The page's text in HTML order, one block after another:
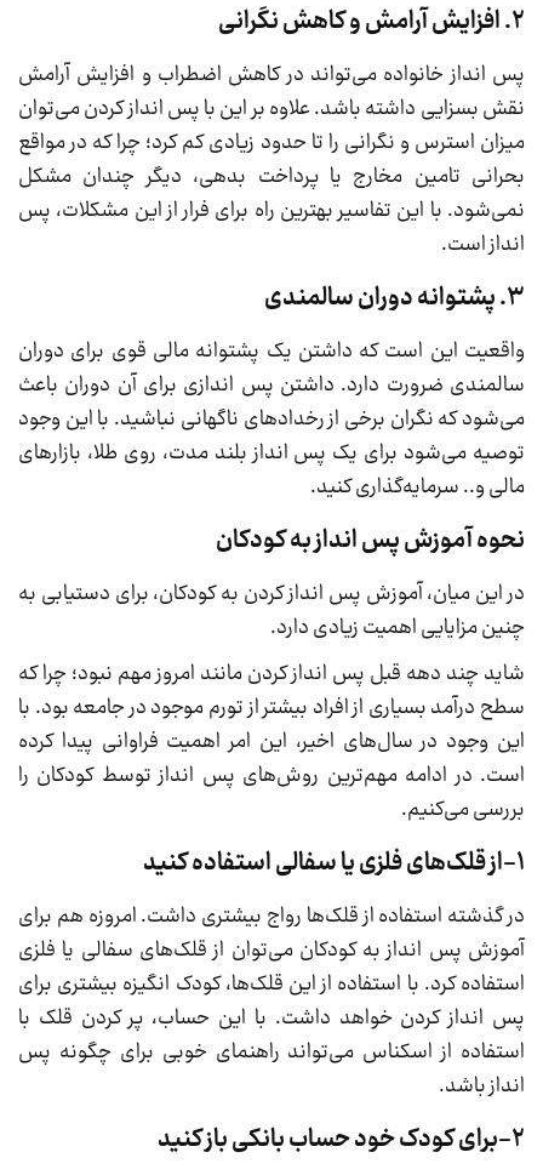
2. افزایش آرامش و کاهش نگرانی
پس انداز خانواده می‌تواند در کاهش اضطراب و افزایش آرامش
نقش بسزایی داشته باشد. علاوه بر این با پس انداز کردن می‌توان
میزان استرس و نگرانی را تا حدود زیادی کم کرد؛ چرا که در مواقع
بحرانی تامین مخارج یا پرداخت بدهی، دیگر چندان مشکل
نمی‌شود. با این تفاسیر بهترین راه برای فرار از این مشکلات، پس
انداز است.
3. پشتوانه دوران سالمندی
واقعیت این است که داشتن یک پشتوانه مالی قوی برای دوران
سالمندی ضرورت دارد. داشتن پس اندازی برای آن دوران باعث
می‌شود که نگران برخی از رخدادهای ناگهانی نباشید. با این وجود
توصیه می‌شود برای یک پس انداز بلند مدت، روی طلا، بازارهای
مالی و.. سرمایه‌گذاری کنید.
نحوه آموزش پس انداز به کودکان
در این میان، آموزش پس انداز کردن به کودکان، برای دستیابی به
چنین مزایایی اهمیت زیادی دارد.
شاید چند دهه قبل پس انداز کردن مانند امروز مهم نبود؛ چرا که
سطح درآمد بسیاری از افراد بیشتر از تورم موجود در جامعه بود. با
این وجود در سال‌های اخیر، این امر اهمیت فراوانی پیدا کرده
است. در ادامه مهم‌ترین روش‌های پس انداز توسط کودکان را
بررسی می‌کنیم.
1-از قلک‌های فلزی یا سفالی استفاده کنید
در گذشته استفاده از قلک‌ها رواج بیشتری داشت. امروزه هم برای
آموزش پس انداز به کودکان می‌توان از قلک‌های سفالی یا فلزی
استفاده کرد. با استفاده از این قلک‌ها، کودک انگیزه بیشتری برای
پس انداز کردن خواهد داشت. با این حساب، پر کردن قلک با
استفاده از اسکناس می‌تواند راهنمای خوبی برای چگونه پس
انداز باشد.
2-برای کودک خود حساب بانکی باز کنید